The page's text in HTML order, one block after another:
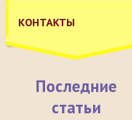
КОНТАКТЫ
Последние
статьи